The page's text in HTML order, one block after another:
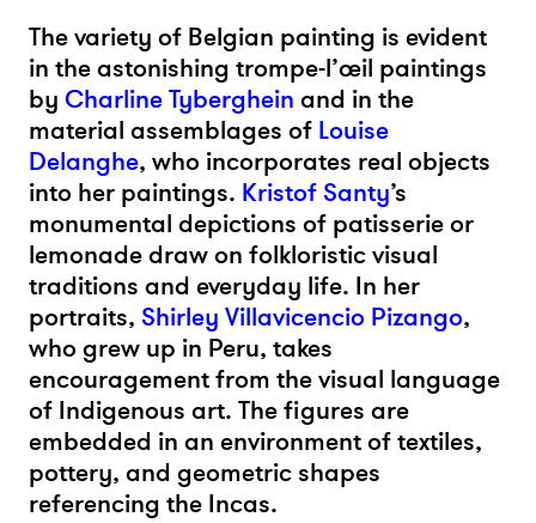
The variety of Belgian painting is evident
in the astonishing trompe-l’œil paintings
by Charline Tyberghein and in the
material assemblages of Louise
Delanghe, who incorporates real objects
into her paintings. Kristof Santy’s
monumental depictions of patisserie or
lemonade draw on folkloristic visual
traditions and everyday life. In her
portraits, Shirley Villavicencio Pizango,
who grew up in Peru, takes
encouragement from the visual language
of Indigenous art. The figures are
embedded in an environment of textiles,
pottery, and geometric shapes
referencing the Incas.